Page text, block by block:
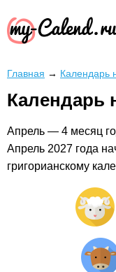
Главная → Календарь
Календарь
Апрель — 4 месяц
Апрель 2027 года
григорианскому